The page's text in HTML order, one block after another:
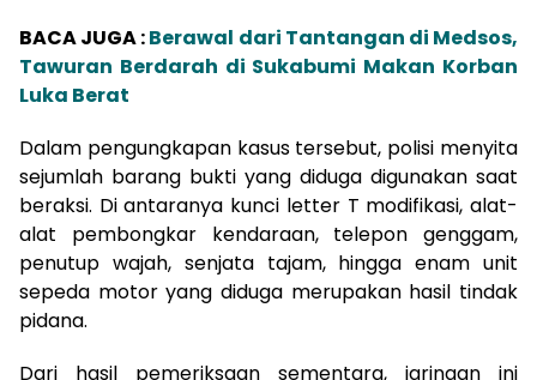
BACA JUGA :Berawal dari Tantangan di Medsos,
Tawuran Berdarah di Sukabumi Makan Korban
Luka Berat
Dalam pengungkapan kasus tersebut, polisi menyita
sejumlah barang bukti yang diduga digunakan saat
beraksi. Di antaranya kunci letter T modifikasi, alat-
alat pembongkar kendaraan, telepon genggam,
penutup wajah, senjata tajam, hingga enam unit
sepeda motor yang diduga merupakan hasil tindak
pidana.
Dari hasil pemeriksaan sementara, jaringan ini